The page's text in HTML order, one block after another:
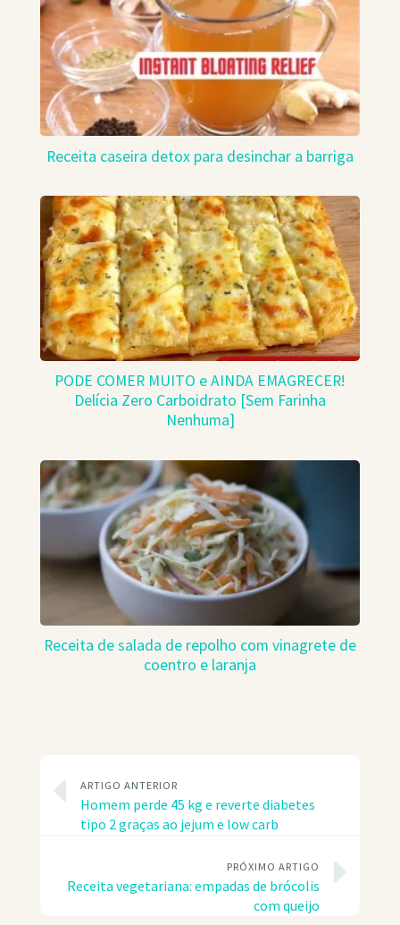
Receita caseira detox para desinchar a barriga
PODE COMER MUITO e AINDA EMAGRECER!
Delícia Zero Carboidrato [Sem Farinha
Nenhuma]
Receita de salada de repolho com vinagrete de
coentro e laranja
ARTIGO ANTERIOR
Homem perde 45 kg e reverte diabetes
tipo 2 graças ao jejum e low carb
PRÓXIMO ARTIGO
Receita vegetariana: empadas de brócolis
com queijo